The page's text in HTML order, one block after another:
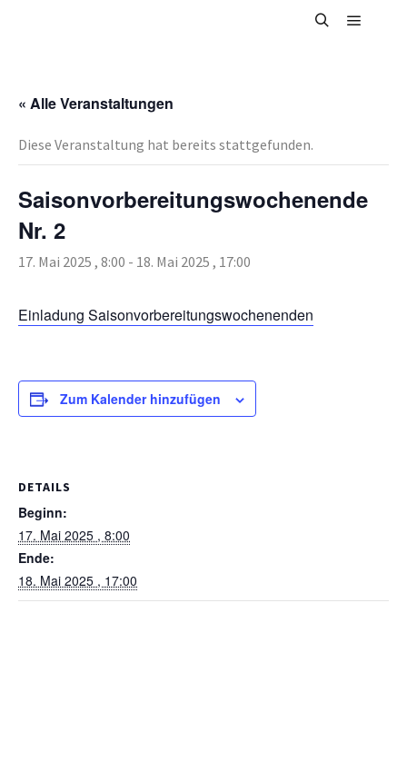
« Alle Veranstaltungen
Diese Veranstaltung hat bereits stattgefunden.
Saisonvorbereitungswochenende
Nr. 2
17. Mai 2025 , 8:00 - 18. Mai 2025 , 17:00
Einladung Saisonvorbereitungswochenenden
Zum Kalender hinzufügen
DETAILS
Beginn:
17. Mai 2025 , 8:00
Ende:
18. Mai 2025 , 17:00